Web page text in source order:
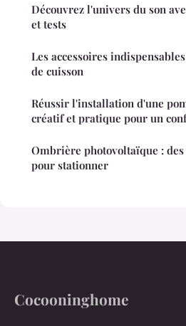
Découvrez l'univers du son
et tests
Les accessoires
de cuisson
Réussir l'installation d'une
créatif et pratique pour un
Ombrière photovoltaïque :
pour stationner
Cocooninghome